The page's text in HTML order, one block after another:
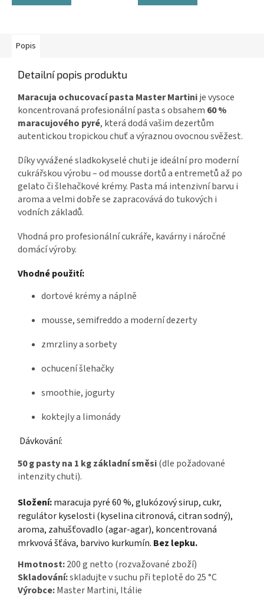
Popis
Detailní popis produktu
Maracuja ochucovací pasta Master Martinije vysoce
koncentrovaná profesionální pasta s obsahem 60 %
maracujového pyré, která dodá vašim dezertům
autentickou tropickou chuť a výraznou ovocnou svěžest.
Díky vyvážené sladkokyselé chuti je ideální pro moderní
cukrářskou výrobu – od mousse dortů a entremetů až po
gelato či šlehačkové krémy. Pasta má intenzivní barvu i
aroma a velmi dobře se zapracovává do tukových i
vodních základů.
Vhodná pro profesionální cukráře, kavárny i náročné
domácí výroby.
Vhodné použití:
dortové krémy a náplně
mousse, semifreddo a moderní dezerty
zmrzliny a sorbety
ochucení šlehačky
smoothie, jogurty
koktejly a limonády
Dávkování:
50 g pasty na 1 kg základní směsi(dle požadované
intenzity chuti).
Složení:maracuja pyré 60 %, glukózový sirup, cukr,
regulátor kyselosti (kyselina citronová, citran sodný),
aroma, zahušťovadlo (agar-agar), koncentrovaná
mrkvová šťáva, barvivo kurkumín. Bez lepku.
Hmotnost:200 g netto (rozvažované zboží)
Skladování:skladujte v suchu při teplotě do 25 °C
Výrobce:Master Martini, Itálie